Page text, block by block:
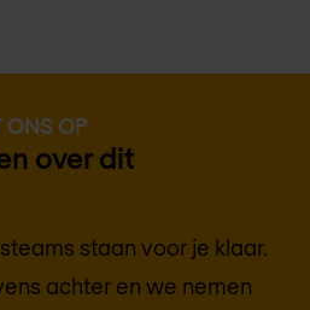
ONS OP
over dit
staan voor je klaar.
achter en we nemen